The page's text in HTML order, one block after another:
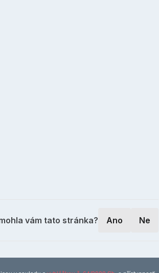
vám tato stránka? Ano Ne